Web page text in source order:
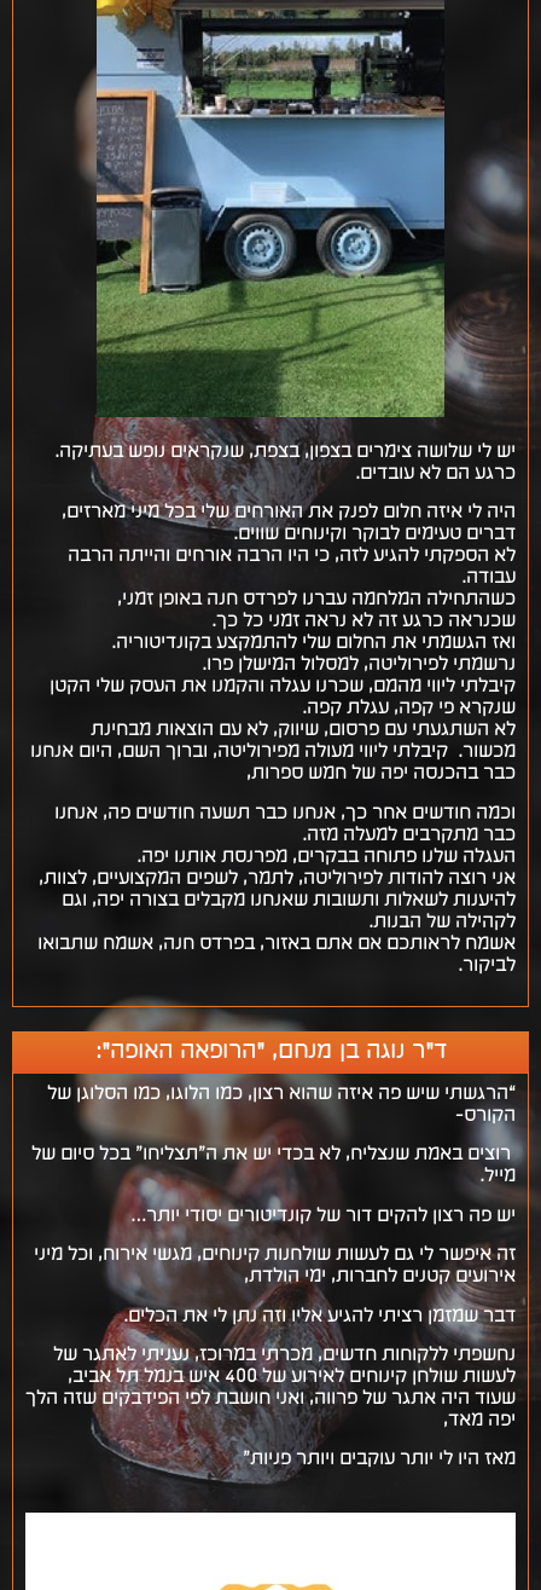
יש לי שלושה צימרים בצפון, בצפת, שנקראים נופש בעתיקה.
כרגע הם לא עובדים.
היה לי איזה חלום לפנק את האורחים שלי בכל מיני מארזים,
דברים טעימים לבוקר וקינוחים שווים.
לא הספקתי להגיע לזה, כי היו הרבה אורחים והייתה הרבה
עבודה.
כשהתחילה המלחמה עברנו לפרדס חנה באופן זמני,
שכנראה כרגע זה לא נראה זמני כל כך.
ואז הגשמתי את החלום שלי להתמקצע בקונדיטוריה.
נרשמתי לפירוליטה, למסלול המישלן פרו.
קיבלתי ליווי מהמם, שכרנו עגלה והקמנו את העסק שלי הקטן
שנקרא פי קפה, עגלת קפה.
לא השתגעתי עם פרסום, שיווק, לא עם הוצאות מבחינת
מכשור. קיבלתי ליווי מעולה מפירוליטה, וברוך השם, היום אנחנו
כבר בהכנסה יפה של חמש ספרות,
וכמה חודשים אחר כך, אנחנו כבר תשעה חודשים פה, אנחנו
כבר מתקרבים למעלה מזה.
העגלה שלנו פתוחה בבקרים, מפרנסת אותנו יפה.
אני רוצה להודות לפירוליטה, לתמר, לשפים המקצועיים, לצוות,
להיענות לשאלות ותשובות שאנחנו מקבלים בצורה יפה, וגם
לקהילה של הבנות.
אשמח לראותכם אם אתם באזור, בפרדס חנה, אשמח שתבואו
לביקור.
ד"ר נוגה בן מנחם, "הרופאה האופה":
“הרגשתי שיש פה איזה שהוא רצון, כמו הלוגו, כמו הסלוגן של
הקורס-
רוצים באמת שנצליח, לא בכדי יש את ה”תצליחו” בכל סיום של
מייל.
יש פה רצון להקים דור של קונדיטורים יסודי יותר…
זה איפשר לי גם לעשות שולחנות קינוחים, מגשי אירוח, וכל מיני
אירועים קטנים לחברות, ימי הולדת,
דבר שמזמן רציתי להגיע אליו וזה נתן לי את הכלים.
נחשפתי ללקוחות חדשים, מכרתי במרוכז, נעניתי לאתגר של
לעשות שולחן קינוחים לאירוע של 400 איש בנמל תל אביב,
שעוד היה אתגר של פרווה, ואני חושבת לפי הפידבקים שזה הלך
יפה מאד,
מאז היו לי יותר עוקבים ויותר פניות”